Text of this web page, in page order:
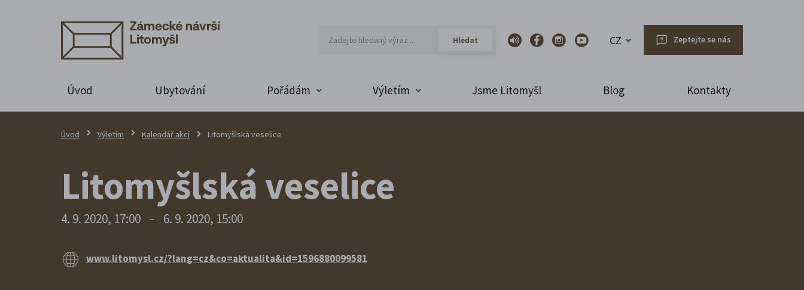
CZ Zeptejte se nás
Úvod Ubytování Pořádám Výletím Jsme Litomyšl Blog Kontakty
Úvod Výletím Kalendář akcí Litomyšlská veselice
Litomyšlská veselice
4. 9. 2020, 17:00 – 6. 9. 2020, 15:00
www.litomysl.cz/?lang=cz&co=aktualita&id=1596880099581